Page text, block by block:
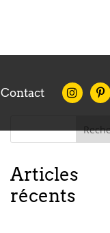
Contact
Articles
récents